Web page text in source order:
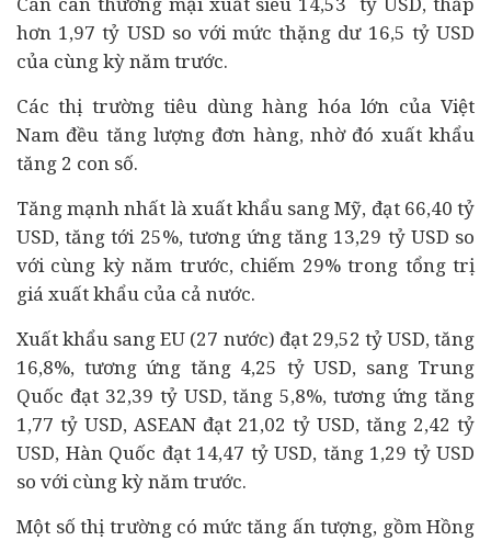
hơn 1,97 tỷ USD so với mức thặng dư 16,5 tỷ USD
của cùng kỳ năm trước.
Các thị trường tiêu dùng hàng hóa lớn của Việt
Nam đều tăng lượng đơn hàng, nhờ đó xuất khẩu
tăng 2 con số.
Tăng mạnh nhất là xuất khẩu sang Mỹ, đạt 66,40 tỷ
USD, tăng tới 25%, tương ứng tăng 13,29 tỷ USD so
với cùng kỳ năm trước, chiếm 29% trong tổng trị
giá xuất khẩu của cả nước.
Xuất khẩu sang EU (27 nước) đạt 29,52 tỷ USD, tăng
16,8%, tương ứng tăng 4,25 tỷ USD, sang Trung
Quốc đạt 32,39 tỷ USD, tăng 5,8%, tương ứng tăng
1,77 tỷ USD, ASEAN đạt 21,02 tỷ USD, tăng 2,42 tỷ
USD, Hàn Quốc đạt 14,47 tỷ USD, tăng 1,29 tỷ USD
so với cùng kỳ năm trước.
Một số thị trường có mức tăng ấn tượng, gồmHồng